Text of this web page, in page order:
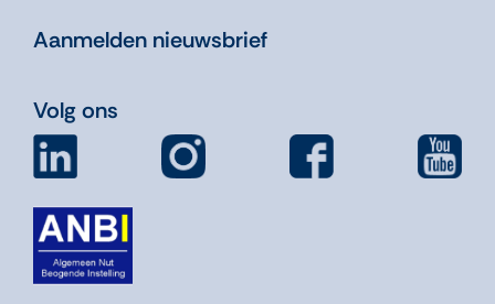
Aanmelden nieuwsbrief
Volg ons